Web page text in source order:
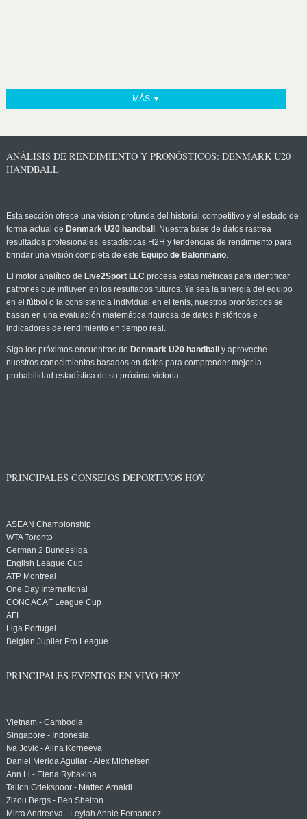
MÁS ▼
ANÁLISIS DE RENDIMIENTO Y PRONÓSTICOS: DENMARK U20
HANDBALL
Esta sección ofrece una visión profunda del historial competitivo y el estado de
forma actual de Denmark U20 handball . Nuestra base de datos rastrea
resultados profesionales, estadísticas H2H y tendencias de rendimiento para
brindar una visión completa de este Equipo de Balonmano.
El motor analítico de Live2Sport LLC procesa estas métricas para identificar
patrones que influyen en los resultados futuros. Ya sea la sinergia del equipo
en el fútbol o la consistencia individual en el tenis, nuestros pronósticos se
basan en una evaluación matemática rigurosa de datos históricos e
indicadores de rendimiento en tiempo real.
Siga los próximos encuentros de Denmark U20 handball
y aproveche
nuestros conocimientos basados en datos para comprender mejor la
probabilidad estadística de su próxima victoria.
PRINCIPALES CONSEJOS DEPORTIVOS HOY
ASEAN Championship
WTA Toronto
German 2 Bundesliga
English League Cup
ATP Montreal
One Day International
CONCACAF League Cup
AFL
Liga Portugal
Belgian Jupiler Pro League
PRINCIPALES EVENTOS EN VIVO HOY
Vietnam - Cambodia
Singapore - Indonesia
Iva Jovic - Alina Korneeva
Daniel Merida Aguilar - Alex Michelsen
Ann Li - Elena Rybakina
Tallon Griekspoor - Matteo Arnaldi
Zizou Bergs - Ben Shelton
Mirra Andreeva - Leylah Annie Fernandez